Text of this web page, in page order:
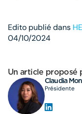
Edito publié dans
04/10/2024
Un article proposé
Claudia
Présidente